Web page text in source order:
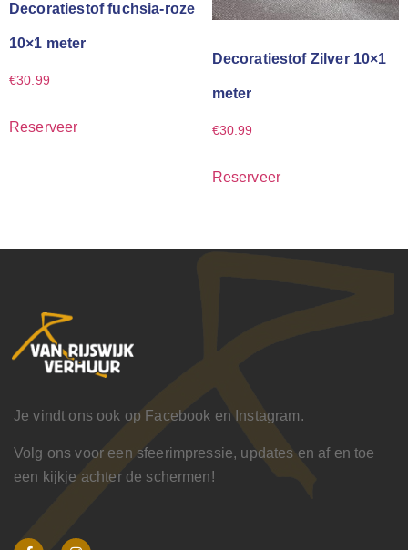
Decoratiestof fuchsia-roze
10×1 meter
€30.99
Reserveer
Decoratiestof Zilver 10×1
meter
€30.99
Reserveer
Je vindt ons ook op Facebook en Instagram.
Volg ons voor een sfeerimpressie, updates en af en toe
een kijkje achter de schermen!